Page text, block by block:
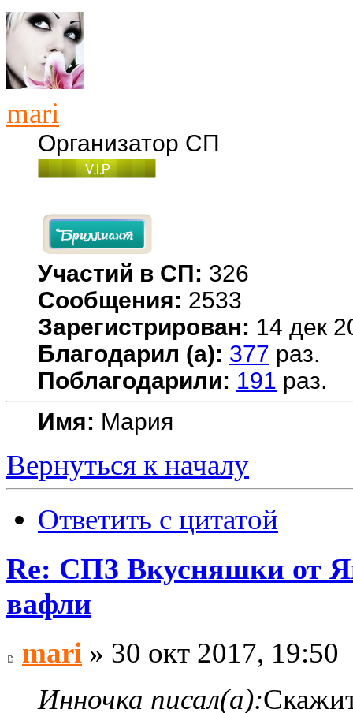
mari
Организатор СП
Участий в СП: 326
Сообщения: 2533
Зарегистрирован: 14 дек
Благодарил (а): 377 раз.
Поблагодарили: 191 раз.
Имя: Мария
Вернуться к началу
Ответить с цитатой
Re: СП3 Вкусняшки от
вафли
mari » 30 окт 2017, 19:50
Инночка писал(а):